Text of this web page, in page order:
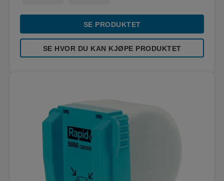
SE PRODUKTET
SE HVOR DU KAN KJØPE PRODUKTET